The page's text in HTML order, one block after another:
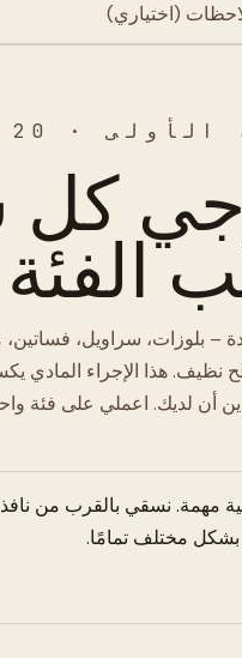
(اختياري)
· 20 دقيقة
كل
الفئة
– بلوزات، سراويل،
هذا الإجراء المادي
أن لديك. اعملي على فئة
مهمة. نسقي بالقرب من
مختلف تمامًا.